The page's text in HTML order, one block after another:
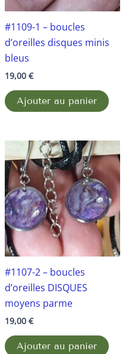
#1109-1 – boucles
d’oreilles disques minis
bleus
19,00 €
Ajouter au panier
#1107-2 – boucles
d’oreilles DISQUES
moyens parme
19,00 €
Ajouter au panier